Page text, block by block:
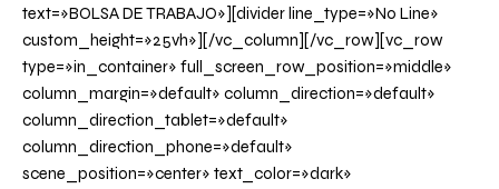
text=»BOLSA DE TRABAJO»][divider line_type=»No Line»
custom_height=»25vh»][/vc_column][/vc_row][vc_row
type=»in_container» full_screen_row_position=»middle»
column_margin=»default» column_direction=»default»
column_direction_tablet=»default»
column_direction_phone=»default»
scene_position=»center» text_color=»dark»